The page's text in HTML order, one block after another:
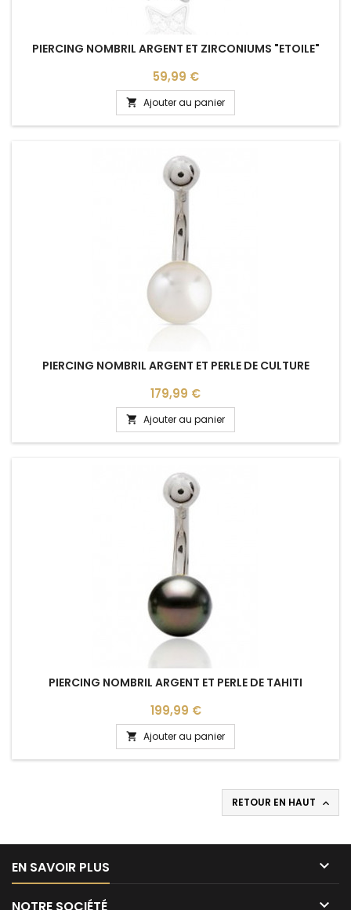
PIERCING NOMBRIL ARGENT ET ZIRCONIUMS "ETOILE"
Prix
59,99 €
 Ajouter au panier
PIERCING NOMBRIL ARGENT ET PERLE DE CULTURE
Prix
179,99 €
 Ajouter au panier
PIERCING NOMBRIL ARGENT ET PERLE DE TAHITI
Prix
199,99 €
 Ajouter au panier
RETOUR EN HAUT 
EN SAVOIR PLUS 
